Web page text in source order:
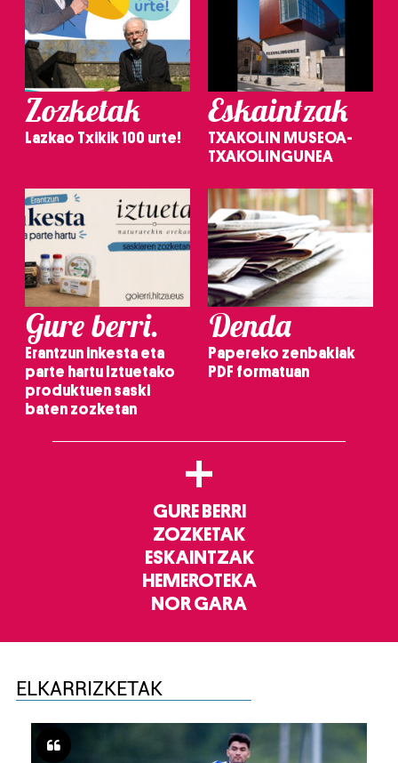
Zozketak
Lazkao Txikik 100 urte!
Eskaintzak
TXAKOLIN MUSEOA-
TXAKOLINGUNEA
Gure berri.
Erantzun inkesta eta
parte hartu Iztuetako
produktuen saski
baten zozketan
Denda
Papereko zenbakiak
PDF formatuan
+
GURE BERRI
ZOZKETAK
ESKAINTZAK
HEMEROTEKA
NOR GARA
ELKARRIZKETAK